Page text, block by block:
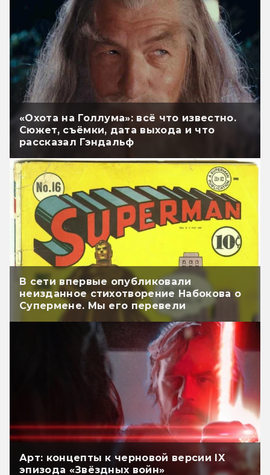
«Охота на Голлума»: всё что известно.
Сюжет, съёмки, дата выхода и что
рассказал Гэндальф
В сети впервые опубликовали
неизданное стихотворение Набокова о
Супермене. Мы его перевели
Арт: концепты к черновой версии IX
эпизода «Звёздных войн»